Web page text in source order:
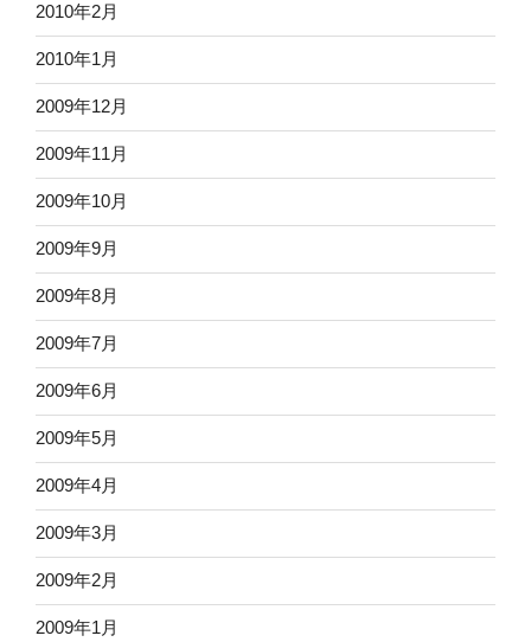
2010年2月
2010年1月
2009年12月
2009年11月
2009年10月
2009年9月
2009年8月
2009年7月
2009年6月
2009年5月
2009年4月
2009年3月
2009年2月
2009年1月